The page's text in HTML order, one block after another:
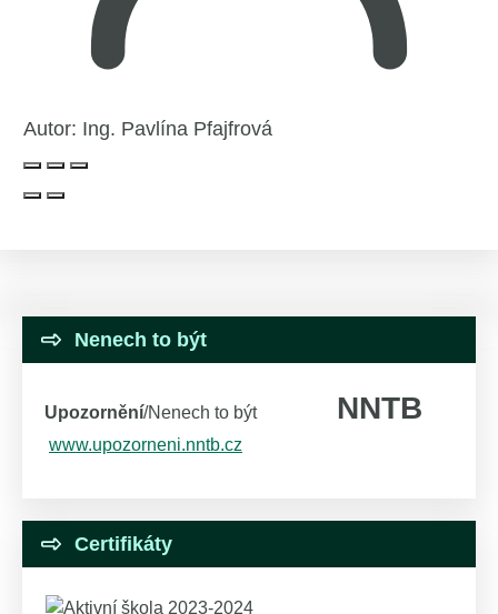
Autor: Ing. Pavlína Pfajfrová
Nenech to být
Upozornění/Nenech to být NNTB
www.upozorneni.nntb.cz
Certifikáty